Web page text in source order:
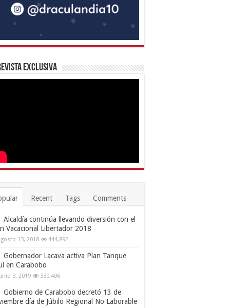
Exclusiva
Recent Tags Comments
Alcaldía continúa llevando diversión con el
Vacacional Libertador 2018
13, 2018 444,892
Gobernador Lacava activa Plan Tanque
en Carabobo
3, 2019 330,406
Gobierno de Carabobo decretó 13 de
día de Júbilo Regional No Laborable